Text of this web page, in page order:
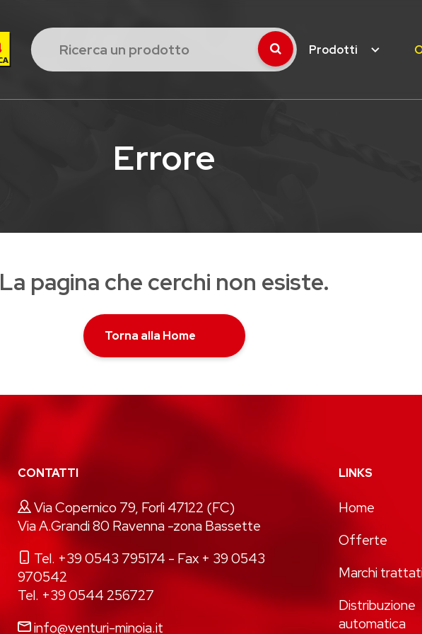
Prodotti
Errore
La pagina che cerchi non esiste.
Torna alla Home
CONTATTI
Via Copernico 79, Forlì 47122 (FC)
Via A.Grandi 80 Ravenna -zona Bassette
Tel. +39 0543 795174 - Fax + 39 0543
970542
Tel. +39 0544 256727
info@venturi-minoia.it
LINKS
Home
Offerte
Marchi
Distribuzione
automatica